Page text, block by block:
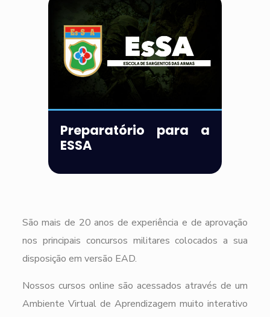
Preparatório para a
ESSA
São mais de 20 anos de experiência e de aprovação
nos principais concursos militares colocados a sua
disposição em versão EAD.
Nossos cursos online são acessados através de um
Ambiente Virtual de Aprendizagem muito interativo